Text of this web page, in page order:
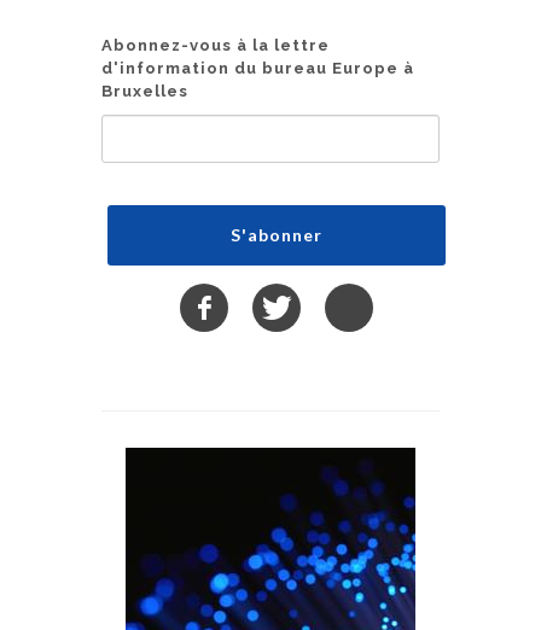
Abonnez-vous à la lettre
d'information du bureau Europe à
Bruxelles